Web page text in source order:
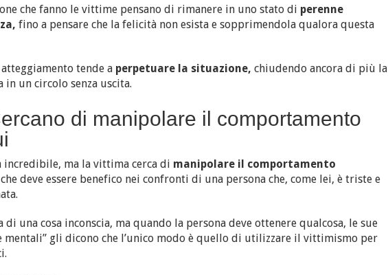
che fanno le vittime pensano di rimanere in uno stato di perenne
fino a pensare che la felicità non esista e sopprimendola qualora questa
tende a perpetuare la situazione, chiudendo ancora di più la
in un circolo senza uscita.
di manipolare il comportamento
incredibile, ma la vittima cerca di manipolare il comportamento
che deve essere benefico nei confronti di una persona che, come lei, è triste e
di una cosa inconscia, ma quando la persona deve ottenere qualcosa, le sue
mentali” gli dicono che l’unico modo è quello di utilizzare il vittimismo per